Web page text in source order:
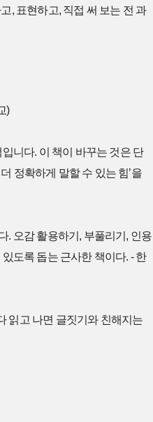
, 표현하고, 직접 써 보는 전 과
)
니다. 이 책이 바꾸는 것은 단
정확하게 말할 수 있는 힘’을
. 오감 활용하기, 부풀리기, 인용
도록 돕는 근사한 책이다. - 한
읽고 나면 글짓기와 친해지는